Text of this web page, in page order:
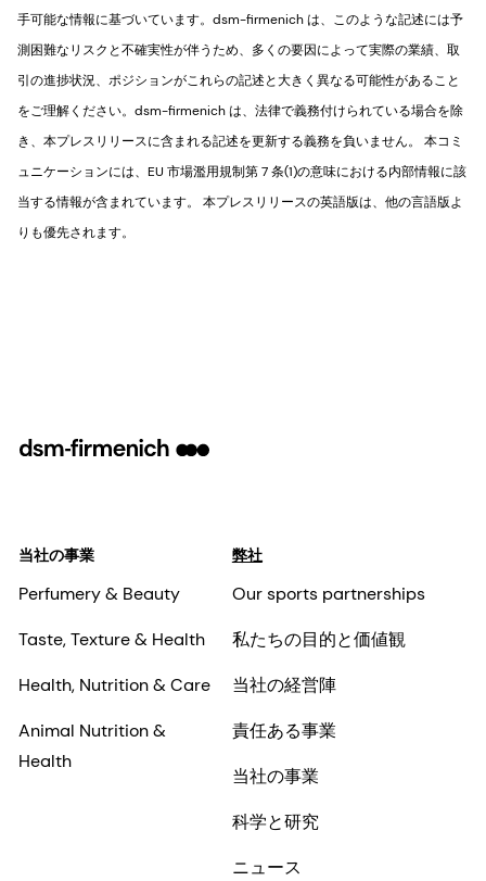
手可能な情報に基づいています。dsm-firmenich は、このような記述には予
測困難なリスクと不確実性が伴うため、多くの要因によって実際の業績、取
引の進捗状況、ポジションがこれらの記述と大きく異なる可能性があること
をご理解ください。dsm-firmenich は、法律で義務付けられている場合を除
き、本プレスリリースに含まれる記述を更新する義務を負いません。 本コミ
ュニケーションには、EU 市場濫用規制第 7 条(1)の意味における内部情報に該
当する情報が含まれています。 本プレスリリースの英語版は、他の言語版よ
りも優先されます。
当社の事業
Perfumery & Beauty
Taste, Texture & Health
Health, Nutrition & Care
Animal Nutrition &
Health
弊社
Our sports partnerships
私たちの目的と価値観
当社の経営陣
責任ある事業
当社の事業
科学と研究
ニュース